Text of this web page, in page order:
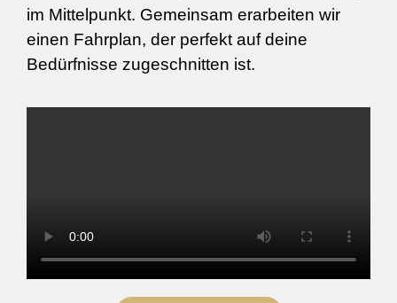
im Mittelpunkt. Gemeinsam erarbeiten wir
einen Fahrplan, der perfekt auf deine
Bedürfnisse zugeschnitten ist.